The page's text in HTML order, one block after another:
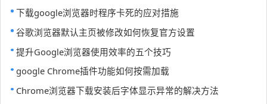
下载google浏览器时程序卡死的应对措施
谷歌浏览器默认主页被修改如何恢复官方设置
提升Google浏览器使用效率的五个技巧
google Chrome插件功能如何按需加载
Chrome浏览器下载安装后字体显示异常的解决方法